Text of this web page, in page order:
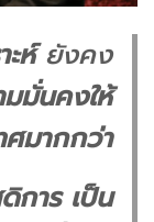
ะห์ยังคง
มั่นคงให้
ศมากกว่า
การ เป็น